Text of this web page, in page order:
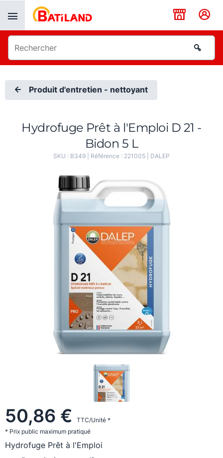
Produit d'entretien - nettoyant
Hydrofuge Prêt à l'Emploi D 21 -
Bidon 5 L
SKU : B349 | Référence : 221005 DALEP
50,86 €
TTC/Unité *
* Prix public maximum pratiqué
Hydrofuge Prêt à l'Emploi
Panneau de gestion des cookies